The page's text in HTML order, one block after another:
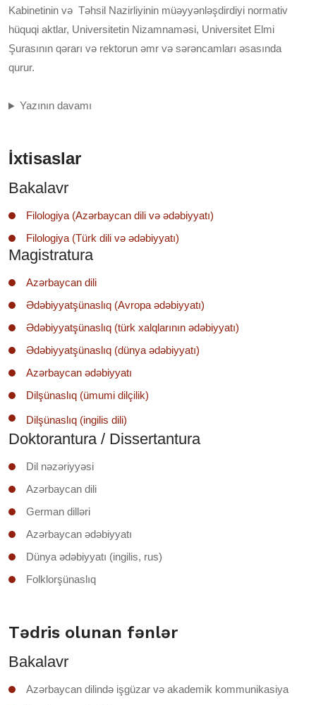
Kabinetinin və Təhsil Nazirliyinin müəyyənləşdirdiyi normativ
hüquqi aktlar, Universitetin Nizamnaməsi, Universitet Elmi
Şurasının qərarı və rektorun əmr və sərəncamları əsasında
qurur.
Yazının davamı
İxtisaslar
Bakalavr
Filologiya (Azərbaycan dili və ədəbiyyatı)
Filologiya (Türk dili və ədəbiyyatı)
Magistratura
Azərbaycan dili
Ədəbiyyatşünaslıq (Avropa ədəbiyyatı)
Ədəbiyyatşünaslıq (türk xalqlarının ədəbiyyatı)
Ədəbiyyatşünaslıq (dünya ədəbiyyatı)
Azərbaycan ədəbiyyatı
Dilşünaslıq (ümumi dilçilik)
Dilşünaslıq (ingilis dili)
Doktorantura / Dissertantura
Dil nəzəriyyəsi
Azərbaycan dili
German dilləri
Azərbaycan ədəbiyyatı
Dünya ədəbiyyatı (ingilis, rus)
Folklorşünaslıq
Tədris olunan fənlər
Bakalavr
Azərbaycan dilində işgüzar və akademik kommunikasiya